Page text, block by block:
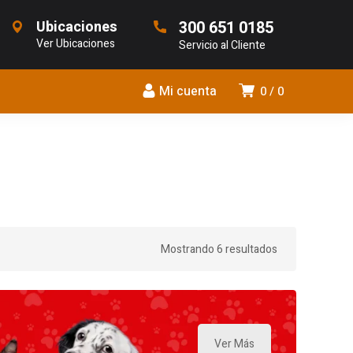
Ubicaciones
Ver Ubicaciones
300 651 0185
Servicio al Cliente
0 0
Mi cuenta
Mostrando 6 resultados
Ver Más